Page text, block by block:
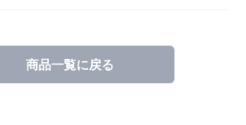
商品一覧に戻る